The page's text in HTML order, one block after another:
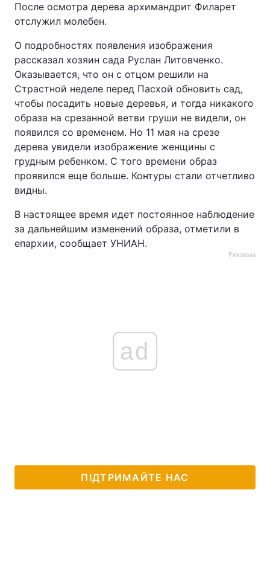
После осмотра дерева архимандрит Филарет
отслужил молебен.
О подробностях появления изображения
рассказал хозяин сада Руслан Литовченко.
Оказывается, что он с отцом решили на
Страстной неделе перед Пасхой обновить сад,
чтобы посадить новые деревья, и тогда никакого
образа на срезанной ветви груши не видели, он
появился со временем. Но 11 мая на срезе
дерева увидели изображение женщины с
грудным ребенком. С того времени образ
проявился еще больше. Контуры стали отчетливо
видны.
В настоящее время идет постоянное наблюдение
за дальнейшим изменений образа, отметили в
епархии, сообщает УНИАН.
Реклама
ad
ПІДТРИМАЙТЕ НАС